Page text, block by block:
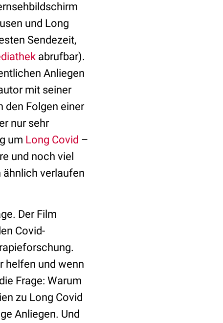
und Long
Sendezeit,
abrufbar).
Anliegen
mit seiner
den Folgen einer
nur sehr
um Long Covid –
und noch viel
verlaufen
Der Film
Covid-
helfen und wenn
Frage: Warum
zu Long Covid
Anliegen. Und